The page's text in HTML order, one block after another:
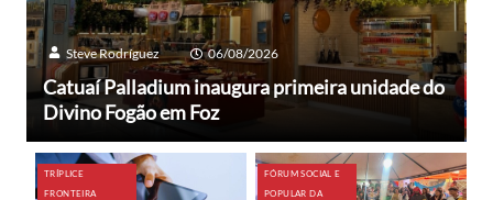
Steve Rodríguez 06/08/2026
Catuaí Palladium inaugura primeira unidade do
Divino Fogão em Foz
TRÍPLICE
FRONTEIRA
FÓRUM SOCIAL E
POPULAR DA